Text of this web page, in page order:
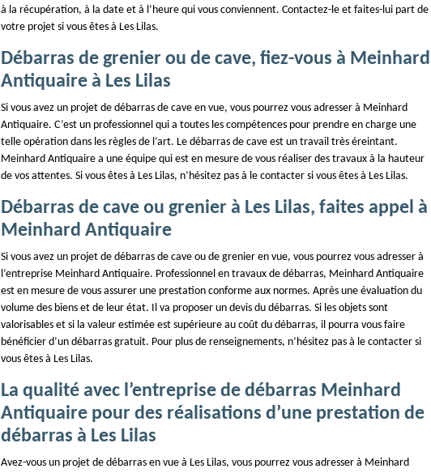
à la récupération, à la date et à l’heure qui vous conviennent. Contactez-le et faites-lui part de
votre projet si vous êtes à Les Lilas.
Débarras de grenier ou de cave, fiez-vous à Meinhard
Antiquaire à Les Lilas
Si vous avez un projet de débarras de cave en vue, vous pourrez vous adresser à Meinhard
Antiquaire. C’est un professionnel qui a toutes les compétences pour prendre en charge une
telle opération dans les règles de l’art. Le débarras de cave est un travail très éreintant.
Meinhard Antiquaire a une équipe qui est en mesure de vous réaliser des travaux à la hauteur
de vos attentes. Si vous êtes à Les Lilas, n’hésitez pas à le contacter si vous êtes à Les Lilas.
Débarras de cave ou grenier à Les Lilas, faites appel à
Meinhard Antiquaire
Si vous avez un projet de débarras de cave ou de grenier en vue, vous pourrez vous adresser à
l’entreprise Meinhard Antiquaire. Professionnel en travaux de débarras, Meinhard Antiquaire
est en mesure de vous assurer une prestation conforme aux normes. Après une évaluation du
volume des biens et de leur état. Il va proposer un devis du débarras. Si les objets sont
valorisables et si la valeur estimée est supérieure au coût du débarras, il pourra vous faire
bénéficier d’un débarras gratuit. Pour plus de renseignements, n’hésitez pas à le contacter si
vous êtes à Les Lilas.
La qualité avec l’entreprise de débarras Meinhard
Antiquaire pour des réalisations d’une prestation de
débarras à Les Lilas
Avez-vous un projet de débarras en vue à Les Lilas, vous pourrez vous adresser à Meinhard